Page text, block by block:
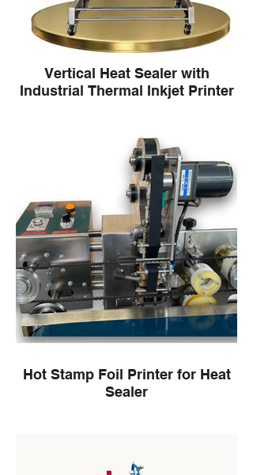
Vertical Heat Sealer with
Industrial Thermal Inkjet Printer
Hot Stamp Foil Printer for Heat
Sealer